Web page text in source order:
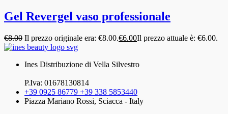
Gel Revergel vaso professionale
€8.00 Il prezzo originale era: €8.00.€6.00Il prezzo attuale è: €6.00.
Ines Distribuzione di Vella Silvestro
P.Iva: 01678130814
+39 0925 86779 +39 338 5853440
Piazza Mariano Rossi, Sciacca - Italy